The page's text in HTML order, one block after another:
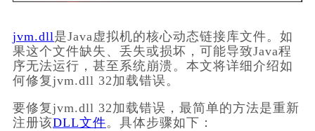
jvm.dll是Java虚拟机的核心动态链接库文件。如
果这个文件缺失、丢失或损坏，可能导致Java程
序无法运行，甚至系统崩溃。本文将详细介绍如
何修复jvm.dll 32加载错误。
要修复jvm.dll 32加载错误，最简单的方法是重新
注册该DLL文件。具体步骤如下：